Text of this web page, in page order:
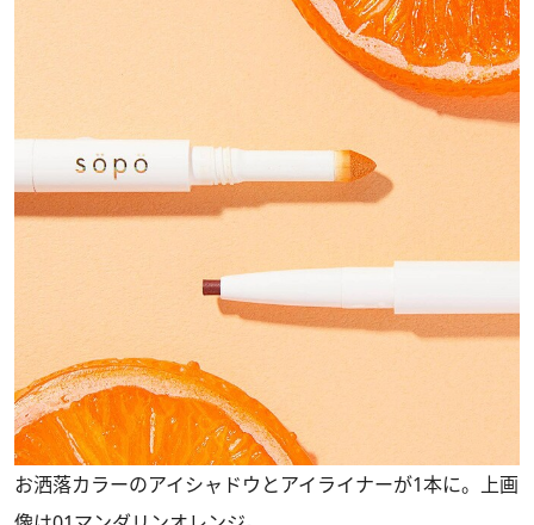
お洒落カラーのアイシャドウとアイライナーが1本に。上画